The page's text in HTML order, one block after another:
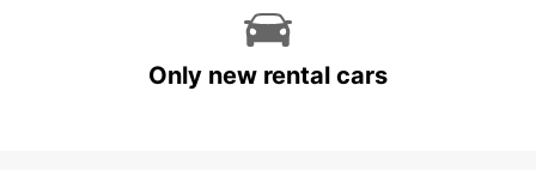
Only new rental cars